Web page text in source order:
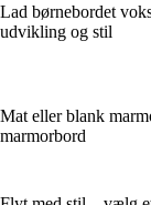
Lad børnebordet
udvikling og stil
Mat eller blank
marmorbord